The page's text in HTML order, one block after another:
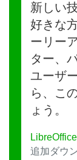
新しい
好きな
ーリー
ター、
ユーザ
ら、こ
ょう。
追加ダウ